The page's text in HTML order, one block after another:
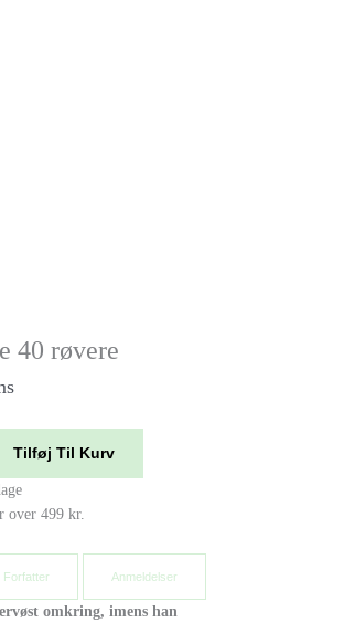
40 røvere
Tilføj Til Kurv
over 499 kr.
Forfatter Anmeldelser
omkring, imens han